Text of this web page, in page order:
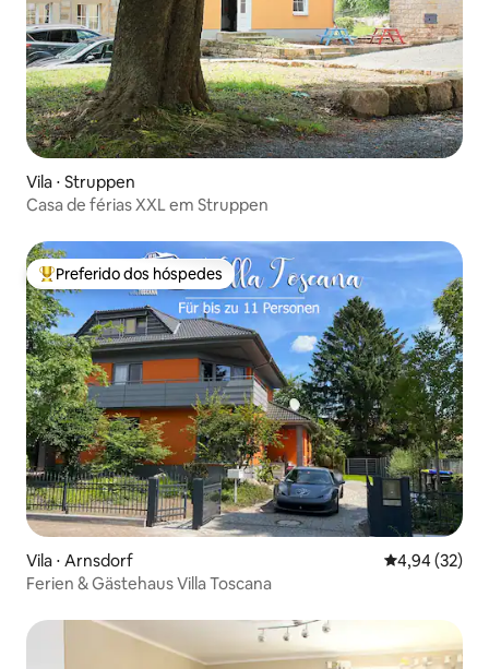
Vila ⋅ Struppen
Casa de férias XXL em Struppen
Entre os melhores preferidos dos hóspedes
Preferido dos hóspedes
Vila ⋅ Arnsdorf 4,94 de uma
4,94 (32)
Ferien & Gästehaus Villa Toscana